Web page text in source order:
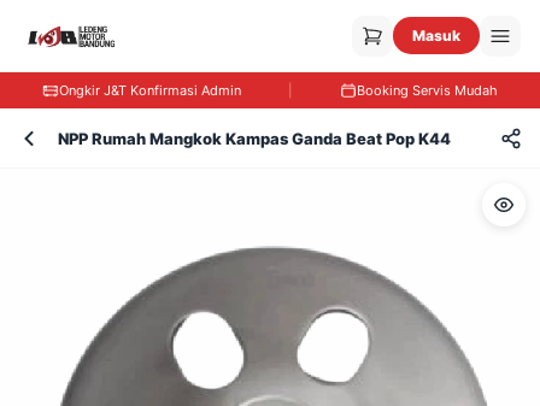
Masuk
Ongkir J&T Konfirmasi Admin Booking Servis Mudah
NPP Rumah Mangkok Kampas Ganda Beat Pop K44